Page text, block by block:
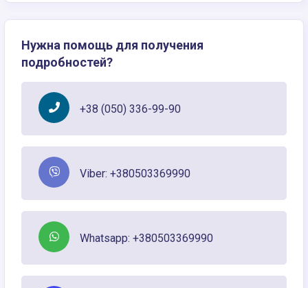
Нужна помощь для получения
подробностей?
+38 (050) 336-99-90
Viber: +380503369990
Whatsapp: +380503369990